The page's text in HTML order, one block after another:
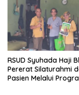
RSUD Syuhada Haji
Pererat Silaturahmi
Pasien Melalui